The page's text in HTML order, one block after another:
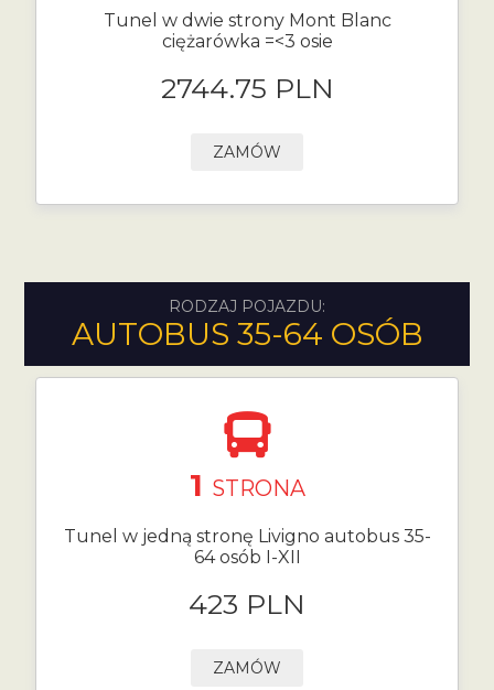
Tunel w dwie strony Mont Blanc
ciężarówka =<3 osie
2744.75 PLN
ZAMÓW
RODZAJ POJAZDU:
AUTOBUS 35-64 OSÓB
1 STRONA
Tunel w jedną stronę Livigno autobus 35-
64 osób I-XII
423 PLN
ZAMÓW